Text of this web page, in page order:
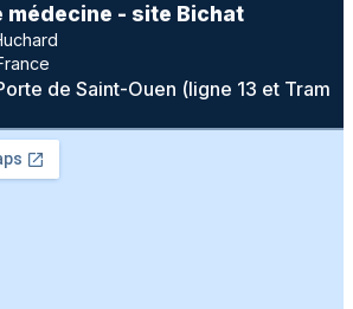
médecine - site Bichat
de Saint-Ouen (ligne 13 et Tram